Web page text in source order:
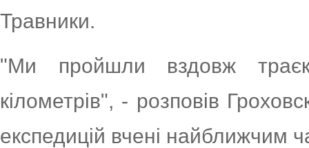
Травники.
"Ми пройшли вздовж
кілометрів", - розповів
експедицій вчені найближчим